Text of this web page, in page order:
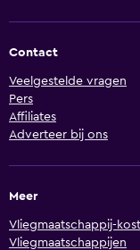
Contact
Veelgestelde vragen
Pers
Affiliates
Adverteer bij ons
Meer
Vliegmaatschappij-
Vliegmaatschappijen